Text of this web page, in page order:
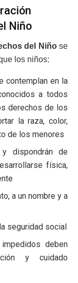
Niño
del Niñose
los niños:
contemplan en la
a todos
derechos de los
la raza, color,
de los menores
dispondrán de
física,
a un nombre y a
seguridad social
deben
y cuidado